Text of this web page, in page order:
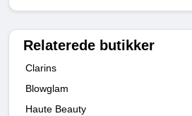
Relaterede butikker
Clarins
Blowglam
Haute Beauty